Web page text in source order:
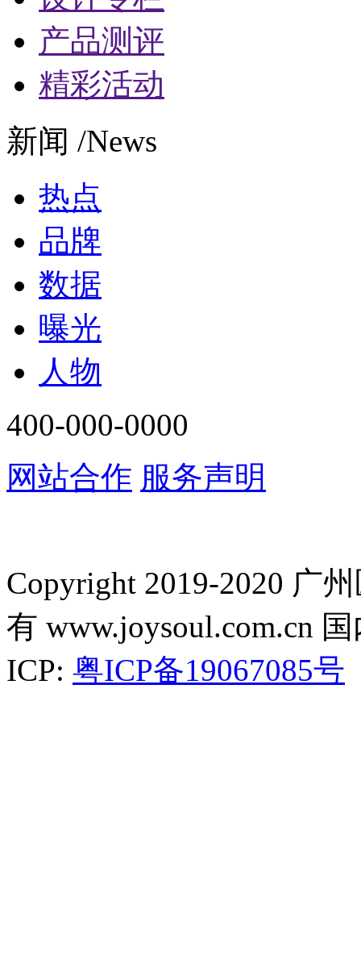
产品测评
精彩活动
新闻 /News
热点
品牌
数据
曝光
人物
400-000-0000
网站合作 服务声明
Copyright 2019-2020 广
有 www.joysoul.com.cn
ICP: 粤ICP备19067085号